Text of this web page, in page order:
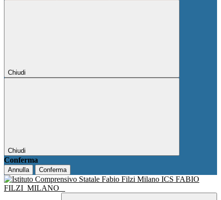
Chiudi
Chiudi
Conferma
Annulla Conferma
ICS FABIO
FILZI MILANO